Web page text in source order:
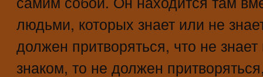
людьми, которых знает или не
должен притворяться, что не
знаком, то не должен